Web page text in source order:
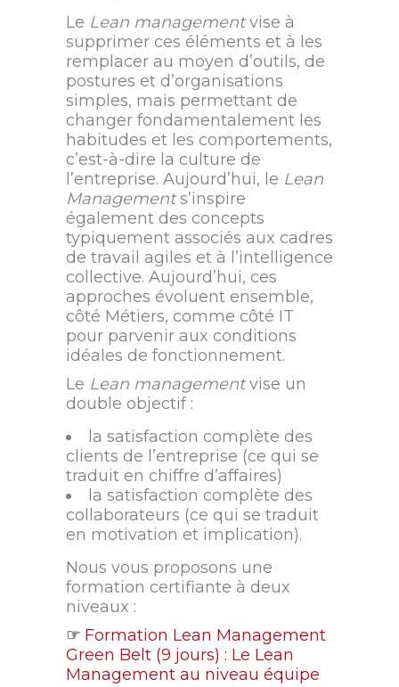
Le Lean managementvise à
supprimer ces éléments et à les
remplacer au moyen d’outils, de
postures et d’organisations
simples, mais permettant de
changer fondamentalement les
habitudes et les comportements,
c’est-à-dire la culture de
l’entreprise. Aujourd’hui, le Lean
Managements’inspire
également des concepts
typiquement associés aux cadres
de travail agiles et à l’intelligence
collective. Aujourd’hui, ces
approches évoluent ensemble,
côté Métiers, comme côté IT
pour parvenir aux conditions
idéales de fonctionnement.
Le Lean managementvise un
double objectif :
la satisfaction complète des
clients de l’entreprise (ce qui se
traduit en chiffre d’affaires)
la satisfaction complète des
collaborateurs (ce qui se traduit
en motivation et implication).
Nous vous proposons une
formation certifiante à deux
niveaux :
☞ Formation Lean Management
Green Belt (9 jours) : Le Lean
Management au niveau équipe